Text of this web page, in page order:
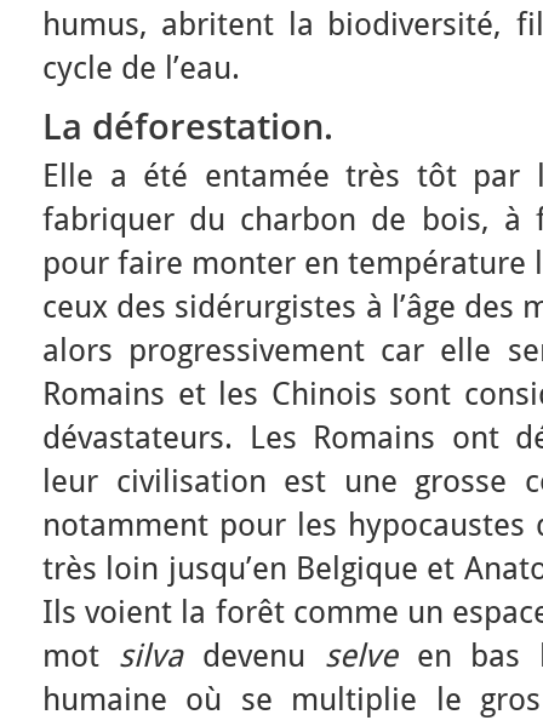
humus, abritent la biodiversité,
cycle de l’eau.
La déforestation.
Elle a été entamée très tôt par
fabriquer du charbon de bois, à
pour faire monter en température
ceux des sidérurgistes à l’âge des
alors progressivement car elle
Romains et les Chinois sont
dévastateurs. Les Romains ont
leur civilisation est une grosse
notamment pour les
très loin jusqu’en Belgique et
Ils voient la forêt comme un
mot silva devenu selve en bas
humaine où se multiplie le